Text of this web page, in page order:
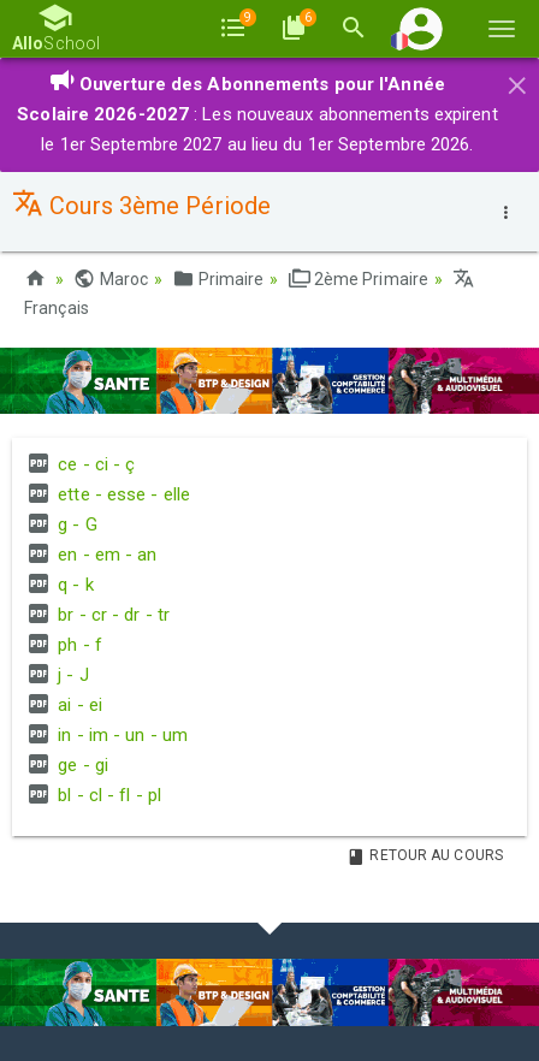
la
AlloSchool
9 6
×
Ouverture des Abonnements pour l'Année
Scolaire 2026-2027 : Les nouveaux abonnements expirent
le 1er Septembre 2027 au lieu du 1er Septembre 2026.
Cours 3ème Période
Maroc Primaire
2ème Primaire
Français
ce - ci - ç
ette - esse - elle
g - G
en - em - an
q - k
br - cr - dr - tr
ph - f
j - J
ai - ei
in - im - un - um
ge - gi
bl - cl - fl - pl
RETOUR AU COURS